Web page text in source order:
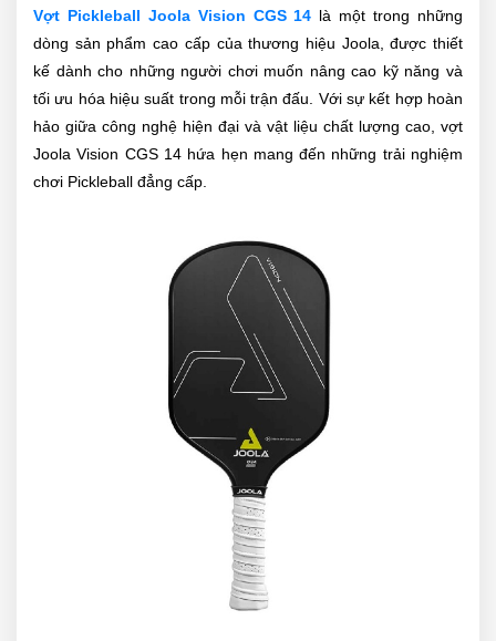
Vợt Pickleball Joola Vision CGS 14 là một trong những
dòng sản phẩm cao cấp của thương hiệu Joola, được thiết
kế dành cho những người chơi muốn nâng cao kỹ năng và
tối ưu hóa hiệu suất trong mỗi trận đấu. Với sự kết hợp hoàn
hảo giữa công nghệ hiện đại và vật liệu chất lượng cao, vợt
Joola Vision CGS 14 hứa hẹn mang đến những trải nghiệm
chơi Pickleball đẳng cấp.